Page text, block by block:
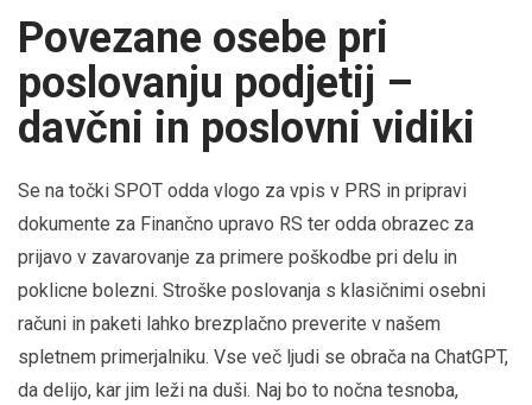
Povezane osebe pri
poslovanju podjetij –
davčni in poslovni vidiki
Se na točki SPOT odda vlogo za vpis v PRS in pripravi
dokumente za Finančno upravo RS ter odda obrazec za
prijavo v zavarovanje za primere poškodbe pri delu in
poklicne bolezni. Stroške poslovanja s klasičnimi osebni
računi in paketi lahko brezplačno preverite v našem
spletnem primerjalniku. Vse več ljudi se obrača na ChatGPT,
da delijo, kar jim leži na duši. Naj bo to nočna tesnoba,